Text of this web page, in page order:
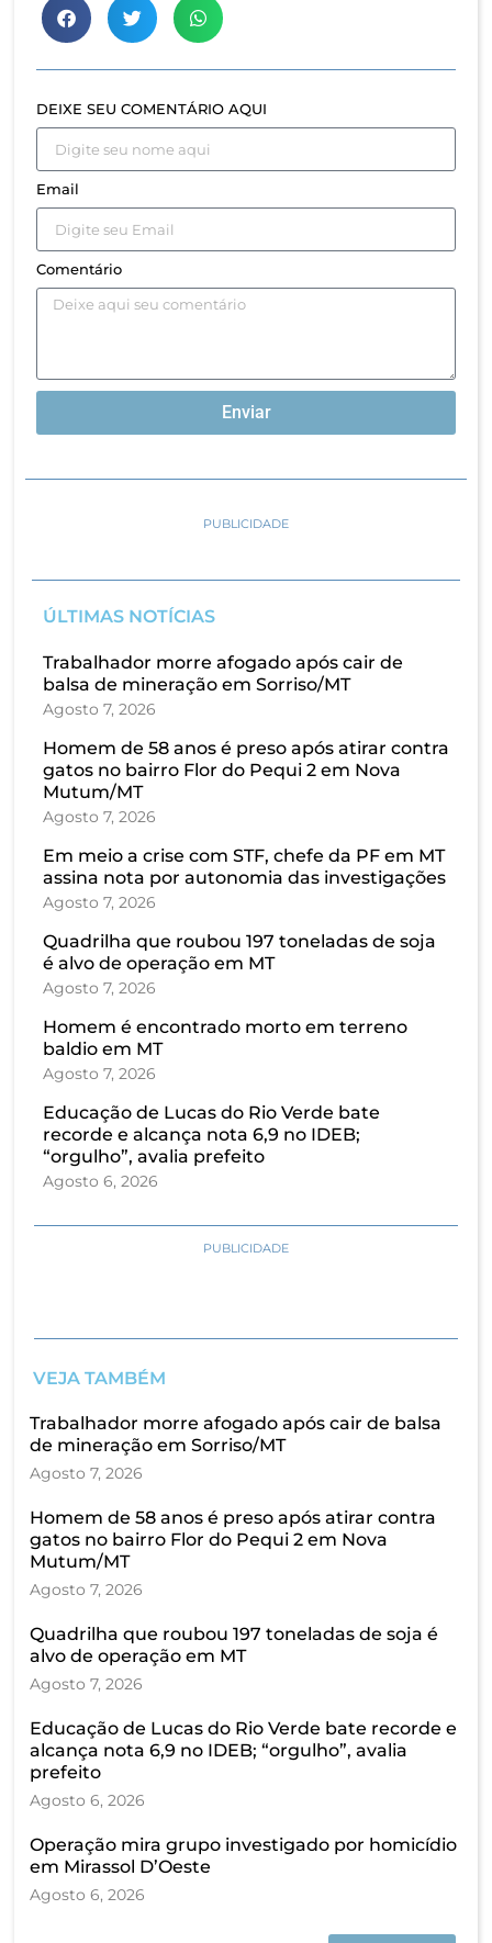
DEIXE SEU COMENTÁRIO AQUI
Email
Comentário
Enviar
PUBLICIDADE
ÚLTIMAS NOTÍCIAS
Trabalhador morre afogado após cair de
balsa de mineração em Sorriso/MT
Agosto 7, 2026
Homem de 58 anos é preso após atirar contra
gatos no bairro Flor do Pequi 2 em Nova
Mutum/MT
Agosto 7, 2026
Em meio a crise com STF, chefe da PF em MT
assina nota por autonomia das investigações
Agosto 7, 2026
Quadrilha que roubou 197 toneladas de soja
é alvo de operação em MT
Agosto 7, 2026
Homem é encontrado morto em terreno
baldio em MT
Agosto 7, 2026
Educação de Lucas do Rio Verde bate
recorde e alcança nota 6,9 no IDEB;
“orgulho”, avalia prefeito
Agosto 6, 2026
PUBLICIDADE
VEJA TAMBÉM
Trabalhador morre afogado após cair de balsa
de mineração em Sorriso/MT
Agosto 7, 2026
Homem de 58 anos é preso após atirar contra
gatos no bairro Flor do Pequi 2 em Nova
Mutum/MT
Agosto 7, 2026
Quadrilha que roubou 197 toneladas de soja é
alvo de operação em MT
Agosto 7, 2026
Educação de Lucas do Rio Verde bate recorde e
alcança nota 6,9 no IDEB; “orgulho”, avalia
prefeito
Agosto 6, 2026
Operação mira grupo investigado por homicídio
em Mirassol D’Oeste
Agosto 6, 2026